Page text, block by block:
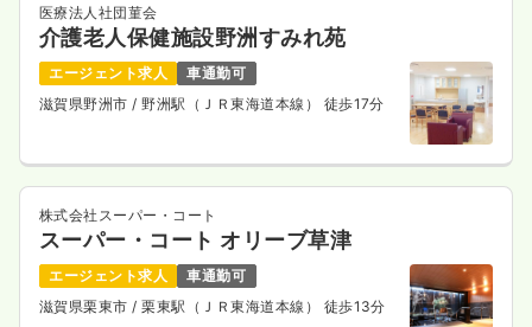
日勤のみ（常勤）
給与
お問い合わせください
時間 8:45～17:00
（休憩45分）
4週8休以上
ブランク可
気になる 詳細を見る
2交代（常勤）
30.0 万円〜 /月 賞与2回
※一例
医療法人社団菫会
介護老人保健施設野洲すみれ苑
エージェント求人
車通勤可
滋賀県野洲市/ 野洲駅（ＪＲ東海道本線） 徒歩17分
株式会社スーパー・コート
スーパー・コート オリーブ草津
エージェント求人
車通勤可
滋賀県栗東市/ 栗東駅（ＪＲ東海道本線） 徒歩13分